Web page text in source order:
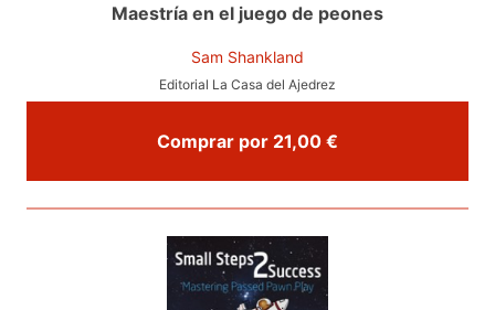
Maestría en el juego de peones
Sam Shankland
Editorial La Casa del Ajedrez
Comprar por 21,00 €